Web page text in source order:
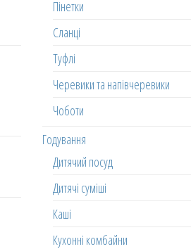
Пінетки
Сланці
Туфлі
Черевики та напівчеревики
Чоботи
Годування
Дитячий посуд
Дитячі суміші
Каші
Кухонні комбайни